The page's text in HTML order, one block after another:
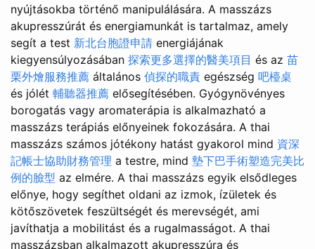
nyújtásokba történő manipulálására. A masszázs
akupresszúrát és energiamunkát is tartalmaz, amely
segít a test 新北台胞證申請 energiájának
kiegyensúlyozásában 探索更多選擇的醫美項目 és az 苗
栗外燴服務推薦 általános 偵探的職責 egészség 吧檯桌
és jólét 輔聽器推薦 elősegítésében. Gyógynövényes
borogatás vagy aromaterápia is alkalmazható a
masszázs terápiás előnyeinek fokozására. A thai
masszázs számos jótékony hatást gyakorol mind 資深
記帳士協助財務管理 a testre, mind 墊下巴手術塑造完美比
例的臉型 az elmére. A thai masszázs egyik elsődleges
előnye, hogy segíthet oldani az izmok, ízületek és
kötőszövetek feszültségét és merevségét, ami
javíthatja a mobilitást és a rugalmasságot. A thai
masszázsban alkalmazott akupresszúra és